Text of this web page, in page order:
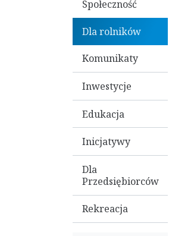
Społeczność
Dla rolników
Komunikaty
Inwestycje
Edukacja
Inicjatywy
Dla
Przedsiębiorców
Rekreacja